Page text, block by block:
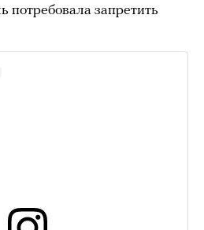
потребовала запретить